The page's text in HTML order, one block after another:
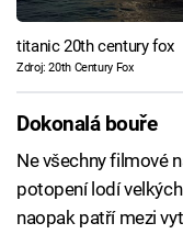
titanic 20th century fox
Zdroj: 20th Century Fox
Dokonalá bouře
Ne všechny filmové
potopení lodí
naopak patří mezi